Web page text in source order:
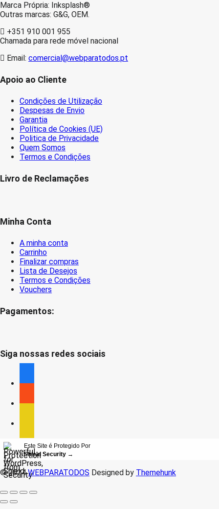
Marca Própria: Inksplash®
Outras marcas: G&G, OEM.
+351 910 001 955
Chamada para rede móvel nacional
Email: comercial@webparatodos.pt
Apoio ao Cliente
Condições de Utilização
Despesas de Envio
Garantia
Política de Cookies (UE)
Politica de Privacidade
Quem Somos
Termos e Condições
Livro de Reclamações
Minha Conta
A minha conta
Carrinho
Finalizar compras
Lista de Desejos
Termos e Condições
Vouchers
Pagamentos:
Siga nossas redes sociais
Este Site é Protegido Por
Shield Security →
© 2024WEBPARATODOS Designed by Themehunk